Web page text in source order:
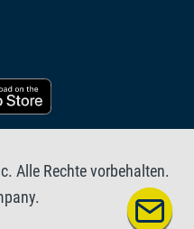
Alle Rechte vorbehalten.